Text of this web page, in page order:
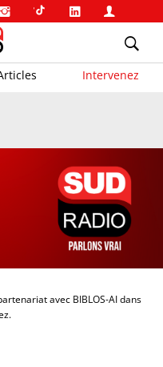
Intervenez
avec BIBLOS-AI dans